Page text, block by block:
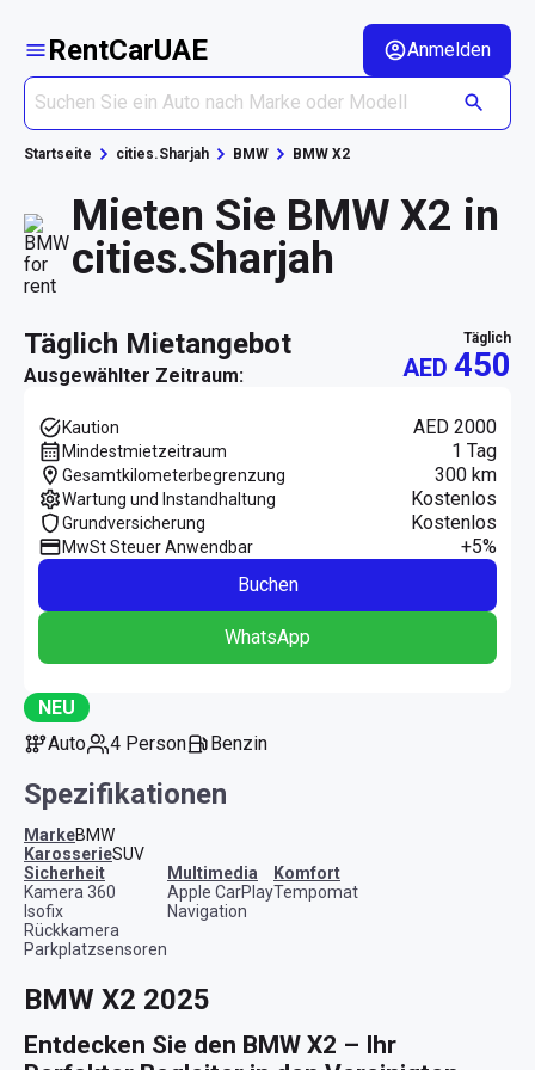
RentCarUAE Anmelden
Startseite cities.Sharjah BMW BMW X2
Mieten Sie BMW X2 in
cities.Sharjah
täglich Mietangebot
Ausgewählter Zeitraum:
täglich
AED 450
Kaution AED 2000
Mindestmietzeitraum 1 Tag
Gesamtkilometerbegrenzung 300 km
Wartung und Instandhaltung Kostenlos
Grundversicherung Kostenlos
MwSt Steuer Anwendbar
+5%
Buchen
WhatsApp
NEU
Auto
4 Person Benzin
Spezifikationen
MarkeBMW
KarosserieSUV
Sicherheit
Kamera 360
Isofix
Rückkamera
Parkplatzsensoren
Multimedia
Apple CarPlay
Navigation
Komfort
Tempomat
BMW X2 2025
Entdecken Sie den BMW X2 – Ihr